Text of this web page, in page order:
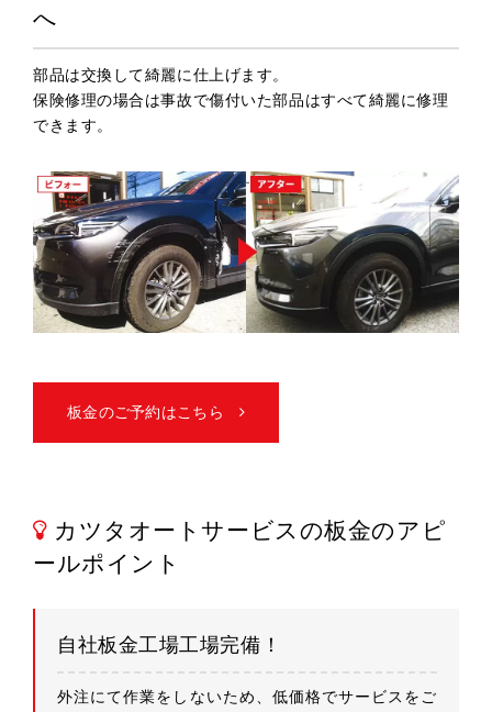
へ
部品は交換して綺麗に仕上げます。
保険修理の場合は事故で傷付いた部品はすべて綺麗に修理
できます。
板金のご予約はこちら
カツタオートサービスの板金のアピ
ールポイント
自社板金工場工場完備！
外注にて作業をしないため、低価格でサービスをご